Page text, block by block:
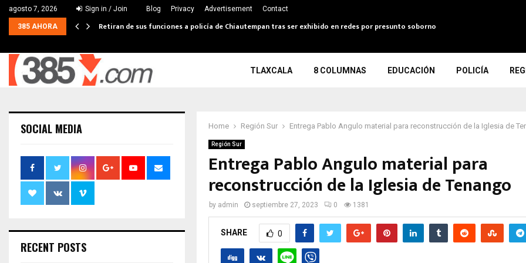
agosto 7, 2026 Sign in / Join Blog Privacy Advertisement Contact
385 AHORA Retiran de sus funciones a policía de Chiautempan tras ser exhibido en redes por presunto soborno
TLAXCALA 8 COLUMNAS EDUCACIÓN POLICÍA
Home Región Sur Entrega Pablo Angulo material para reconstrucción de la Iglesia de
Región Sur
Entrega Pablo Angulo material para
reconstrucción de la Iglesia de Tenango
by admin septiembre 27, 2023 0 1381
SHARE 0
SOCIAL MEDIA
RECENT POSTS